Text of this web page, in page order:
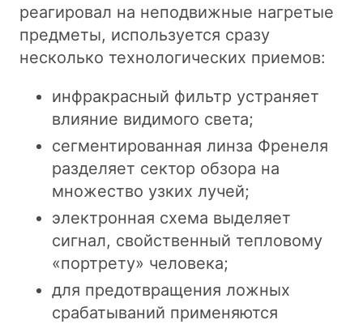
реагировал на неподвижные нагретые
предметы, используется сразу
несколько технологических приемов:
инфракрасный фильтр устраняет
влияние видимого света;
сегментированная линза Френеля
разделяет сектор обзора на
множество узких лучей;
электронная схема выделяет
сигнал, свойственный тепловому
«портрету» человека;
для предотвращения ложных
срабатываний применяются